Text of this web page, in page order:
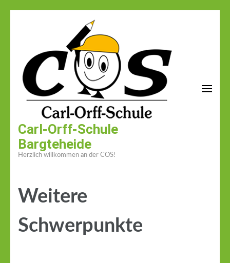
(Enter
drücken)
Carl-Orff-Schule
Bargteheide
Herzlich willkommen an der COS!
Weitere
Schwerpunkte